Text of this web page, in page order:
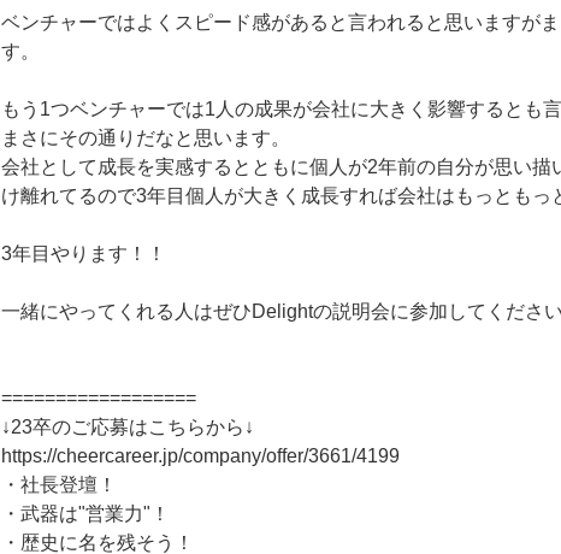
ベンチャーではよくスピード感があると言われると思いますが
す。
もう1つベンチャーでは1人の成果が会社に大きく影響するとも言
まさにその通りだなと思います。
会社として成長を実感するとともに個人が2年前の自分が思い
け離れてるので3年目個人が大きく成長すれば会社はもっともっ
3年目やります！！
一緒にやってくれる人はぜひDelightの説明会に参加してください
==================
↓23卒のご応募はこちらから↓
https://cheercareer.jp/company/offer/3661/4199
・社長登壇！
・武器は"営業力"！
・歴史に名を残そう！